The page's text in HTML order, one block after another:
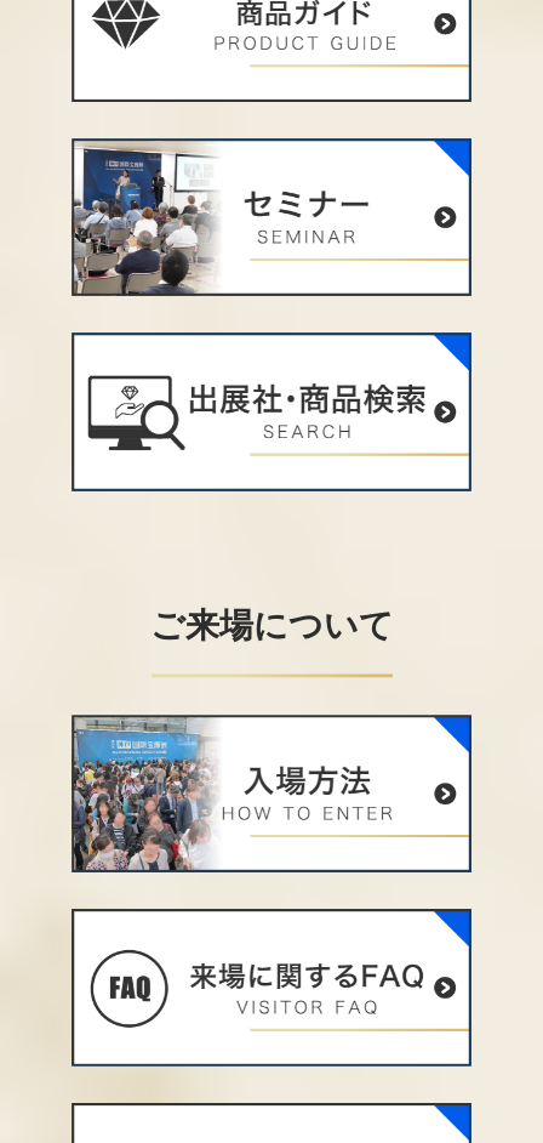
ご来場について